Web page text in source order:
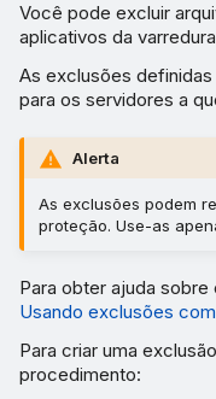
Você pode excluir
aplicativos da
As exclusões
para os servidores a
Alerta
As exclusões podem
proteção. Use-as
Para obter ajuda
Usando exclusões
Para criar uma
procedimento: